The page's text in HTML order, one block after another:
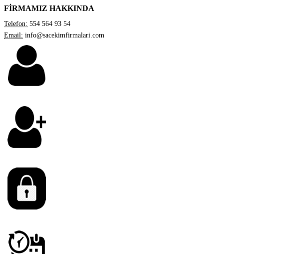
FİRMAMIZ HAKKINDA
Telefon: 554 564 93 54
Email: info@sacekimfirmalari.com